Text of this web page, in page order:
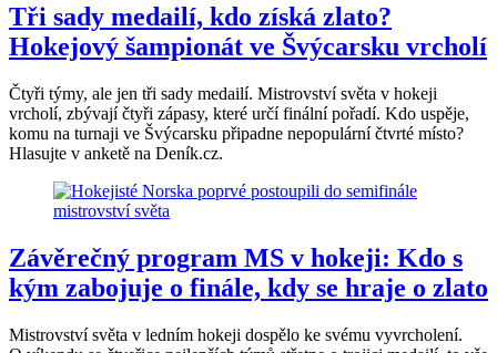
Tři sady medailí, kdo získá zlato?
Hokejový šampionát ve Švýcarsku vrcholí
Čtyři týmy, ale jen tři sady medailí. Mistrovství světa v hokeji
vrcholí, zbývají čtyři zápasy, které určí finální pořadí. Kdo uspěje,
komu na turnaji ve Švýcarsku připadne nepopulární čtvrté místo?
Hlasujte v anketě na Deník.cz.
Závěrečný program MS v hokeji: Kdo s
kým zabojuje o finále, kdy se hraje o zlato
Mistrovství světa v ledním hokeji dospělo ke svému vyvrcholení.